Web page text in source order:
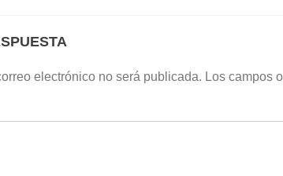
electrónico no será publicada. Los campos